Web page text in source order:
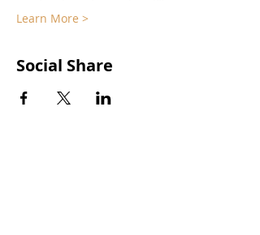
Learn More >
Social Share